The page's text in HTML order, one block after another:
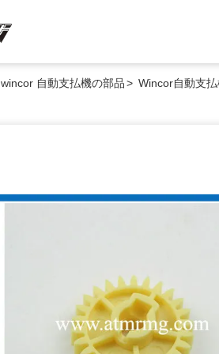
wincor 自動支払機の部品> Wincor自動支